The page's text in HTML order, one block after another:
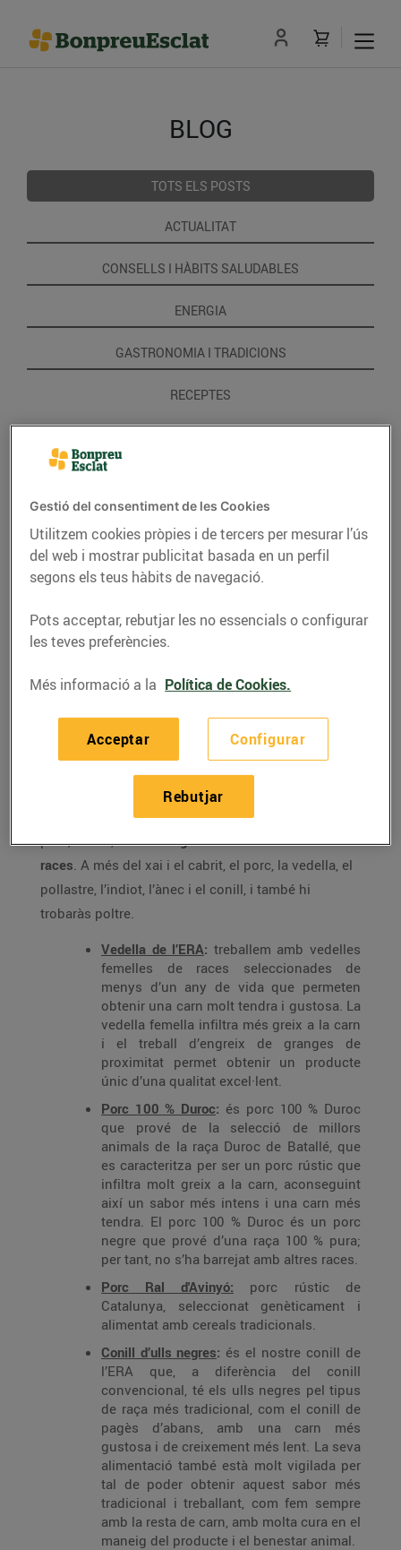
BLOG
TOTS ELS POSTS
ACTUALITAT
CONSELLS I HÀBITS SALUDABLES
ENERGIA
GASTRONOMIA I TRADICIONS
RECEPTES
Els millors talls de la
carn
24/de juny/2024
Tota la carn que t’oferim és de màxima qualitat,
però, a més,tenim una gran varietat d’animals i
races. A més del xai i el cabrit, el porc, la vedella, el
pollastre, l’indiot, l’ànec i el conill, i també hi
trobaràs poltre.
Vedella de l’ERA: treballem amb vedelles
femelles de races seleccionades de
menys d’un any de vida que permeten
obtenir una carn molt tendra i gustosa. La
vedella femella infiltra més greix a la carn
i el treball d’engreix de granges de
proximitat permet obtenir un producte
únic d’una qualitat excel·lent.
Porc 100 % Duroc: és porc 100 % Duroc
que prové de la selecció de millors
animals de la raça Duroc de Batallé, que
es caracteritza per ser un porc rústic que
infiltra molt greix a la carn, aconseguint
així un sabor més intens i una carn més
tendra. El porc 100 % Duroc és un porc
negre que prové d’una raça 100 % pura;
per tant, no s’ha barrejat amb altres races.
Porc Ral d'Avinyó: porc rústic de
Catalunya, seleccionat genèticament i
alimentat amb cereals tradicionals.
Conill d’ulls negres: és el nostre conill de
l’ERA que, a diferència del conill
convencional, té els ulls negres pel tipus
de raça més tradicional, com el conill de
pagès d’abans, amb una carn més
gustosa i de creixement més lent. La seva
alimentació també està molt vigilada per
tal de poder obtenir aquest sabor més
tradicional i treballant, com fem sempre
amb la resta de carn, amb molta cura en el
maneig del producte i el benestar animal.
Gestió del consentiment de les Cookies
Utilitzem cookies pròpies i de tercers per mesurar l’ús
del web i mostrar publicitat basada en un perfil
segons els teus hàbits de navegació.
Pots acceptar, rebutjar les no essencials o configurar
les teves preferències.
Més informació a la Política de Cookies.
Configurar
Rebutjar
Acceptar